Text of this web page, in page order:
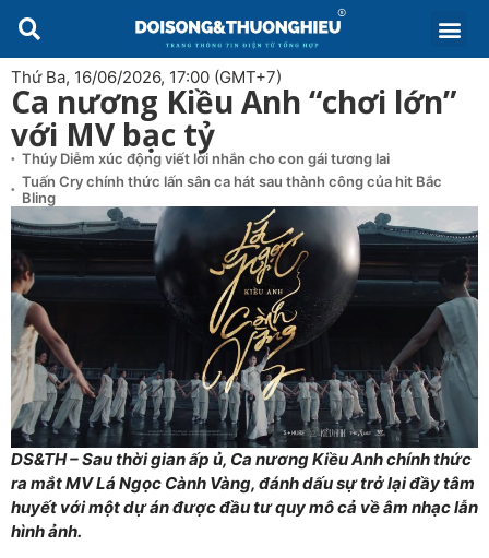
Thứ Ba, 16/06/2026, 17:00 (GMT+7)
Ca nương Kiều Anh “chơi lớn”
với MV bạc tỷ
Thúy Diễm xúc động viết lời nhắn cho con gái tương lai
Tuấn Cry chính thức lấn sân ca hát sau thành công của hit Bắc
Bling
DS&TH – Sau thời gian ấp ủ, Ca nương Kiều Anh chính thức
ra mắt MV Lá Ngọc Cành Vàng, đánh dấu sự trở lại đầy tâm
huyết với một dự án được đầu tư quy mô cả về âm nhạc lẫn
hình ảnh.